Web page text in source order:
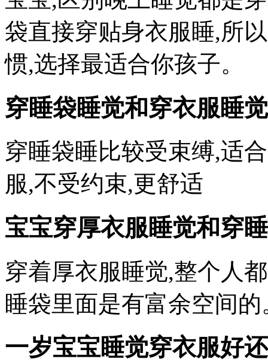
袋直接穿贴身衣服睡,所
惯,选择最适合你孩子。
穿睡袋睡觉和穿衣服睡
穿睡袋睡比较受束缚,适
服,不受约束,更舒适
宝宝穿厚衣服睡觉和穿
穿着厚衣服睡觉,整个人
睡袋里面是有富余空间的
一岁宝宝睡觉穿衣服好